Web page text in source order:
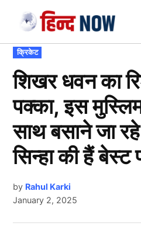
content
POSTED
IN
क्रिकेट
शिखर धवन का
पक्का, इस
साथ बसाने जा रहे
सिन्हा की हैं
by Rahul Karki
January 2, 2025